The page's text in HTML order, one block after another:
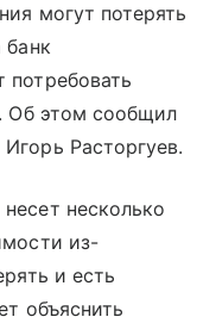
могут потерять
банк
потребовать
Об этом сообщил
Расторгуев.
несколько
из-
и есть
объяснить